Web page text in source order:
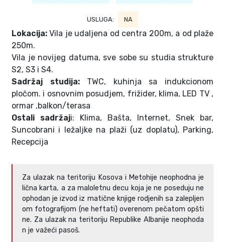
USLUGA: NA
Lokacija: Vila je udaljena od centra 200m, a od plaže
250m.
Vila je novijeg datuma, sve sobe su studia strukture
S2, S3 i S4.
Sadržaj studija:TWC, kuhinja sa indukcionom
pločom. i osnovnim posudjem, frižider, klima, LED TV ,
ormar ,balkon/terasa
Ostali sadržaji: Klima, Bašta, Internet, Snek bar,
Suncobrani i ležaljke na plaži (uz doplatu), Parking,
Recepcija
Za ulazak na teritoriju Kosova i Metohije neophodna je
lična karta, a za maloletnu decu koja je ne poseduju ne
ophodan je izvod iz matične knjige rodjenih sa zalepljen
om fotografijom (ne heftati) overenom pečatom opšti
ne. Za ulazak na teritoriju Republike Albanije neophoda
n je važeći pasoš.